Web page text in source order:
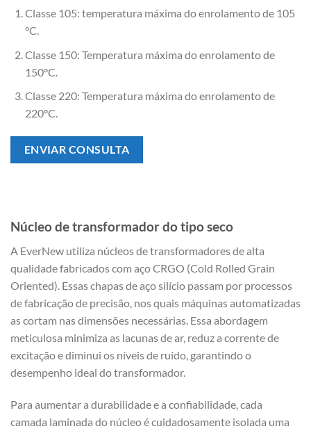
Classe 105: temperatura máxima do enrolamento de 105
°C.
Classe 150: Temperatura máxima do enrolamento de
150°C.
Classe 220: Temperatura máxima do enrolamento de
220°C.
ENVIAR CONSULTA
Núcleo de transformador do tipo seco
A EverNew utiliza núcleos de transformadores de alta
qualidade fabricados com aço CRGO (Cold Rolled Grain
Oriented). Essas chapas de aço silício passam por processos
de fabricação de precisão, nos quais máquinas automatizadas
as cortam nas dimensões necessárias. Essa abordagem
meticulosa minimiza as lacunas de ar, reduz a corrente de
excitação e diminui os níveis de ruído, garantindo o
desempenho ideal do transformador.
Para aumentar a durabilidade e a confiabilidade, cada
camada laminada do núcleo é cuidadosamente isolada uma